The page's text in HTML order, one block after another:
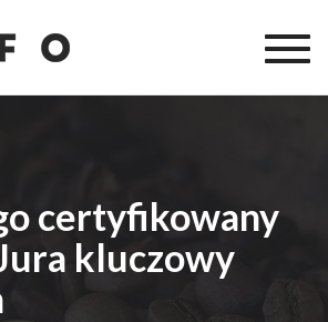
certyfikowany
kluczowy